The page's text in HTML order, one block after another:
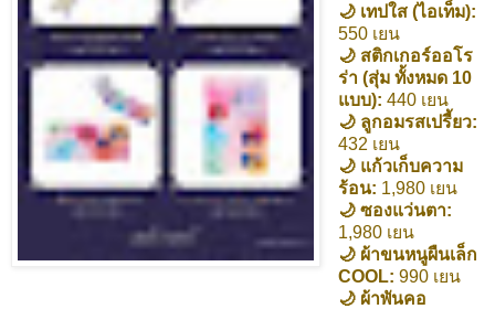
🌙 เทปใส (ไอเท็ม):
550 เยน
🌙 สติกเกอร์ออโร
ร่า (สุ่ม ทั้งหมด 10
แบบ): 440 เยน
🌙 ลูกอมรสเปรี้ยว:
432 เยน
🌙 แก้วเก็บความ
ร้อน: 1,980 เยน
🌙 ซองแว่นตา:
1,980 เยน
🌙 ผ้าขนหนูผืนเล็ก
COOL: 990 เยน
🌙 ผ้าพันคอ